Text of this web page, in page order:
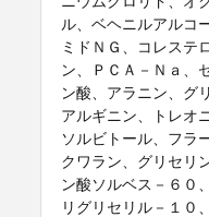
ル、ベヘニルアルコ
ミドＮＧ、コレステ
ン、ＰＣＡ－Ｎａ、
ン酸、アラニン、グ
アルギニン、トレオ
ソルビトール、フラ
クワラン、グリセリ
ン酸ソルベス－６０
リグリセリル－１０